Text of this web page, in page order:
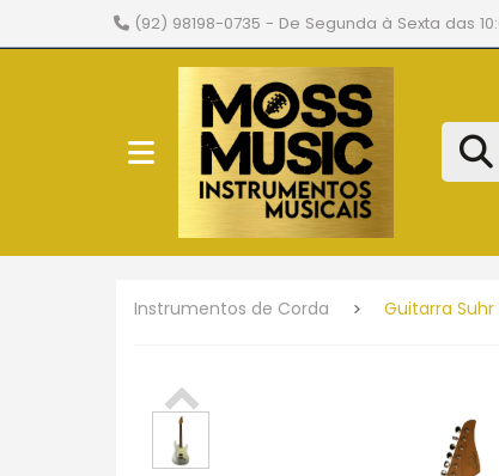
(92) 98198-0735 - De Segunda à Sexta das
Instrumentos de Corda Guitarra